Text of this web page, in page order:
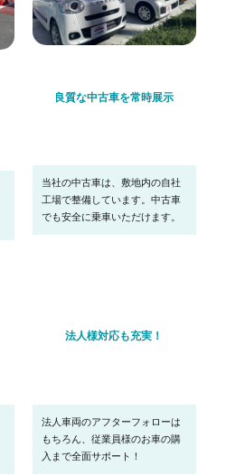
良質な中古車を常時展示
当社の中古車は、敷地内の自社
工場で整備しています。中古車
でも安全に乗車いただけます。
法人様対応も充実！
法人車両のアフターフォローは
もちろん、従業員様のお車の購
入まで全面サポート！